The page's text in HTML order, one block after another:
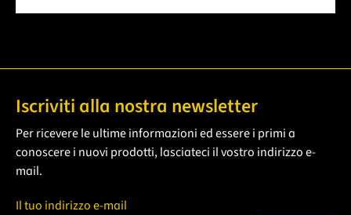
Iscriviti alla nostra newsletter
Per ricevere le ultime informazioni ed essere i primi a
conoscere i nuovi prodotti, lasciateci il vostro indirizzo e-
mail.
Il tuo indirizzo e-mail